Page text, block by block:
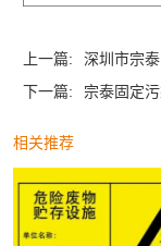
上一篇:
深圳市宗
下一篇:
宗泰固定
相关推荐